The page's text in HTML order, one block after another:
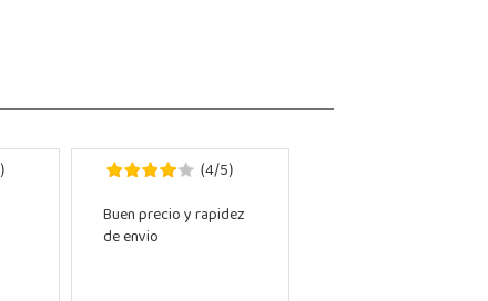
) (4/5)
Buen precio y rapidez
de envio